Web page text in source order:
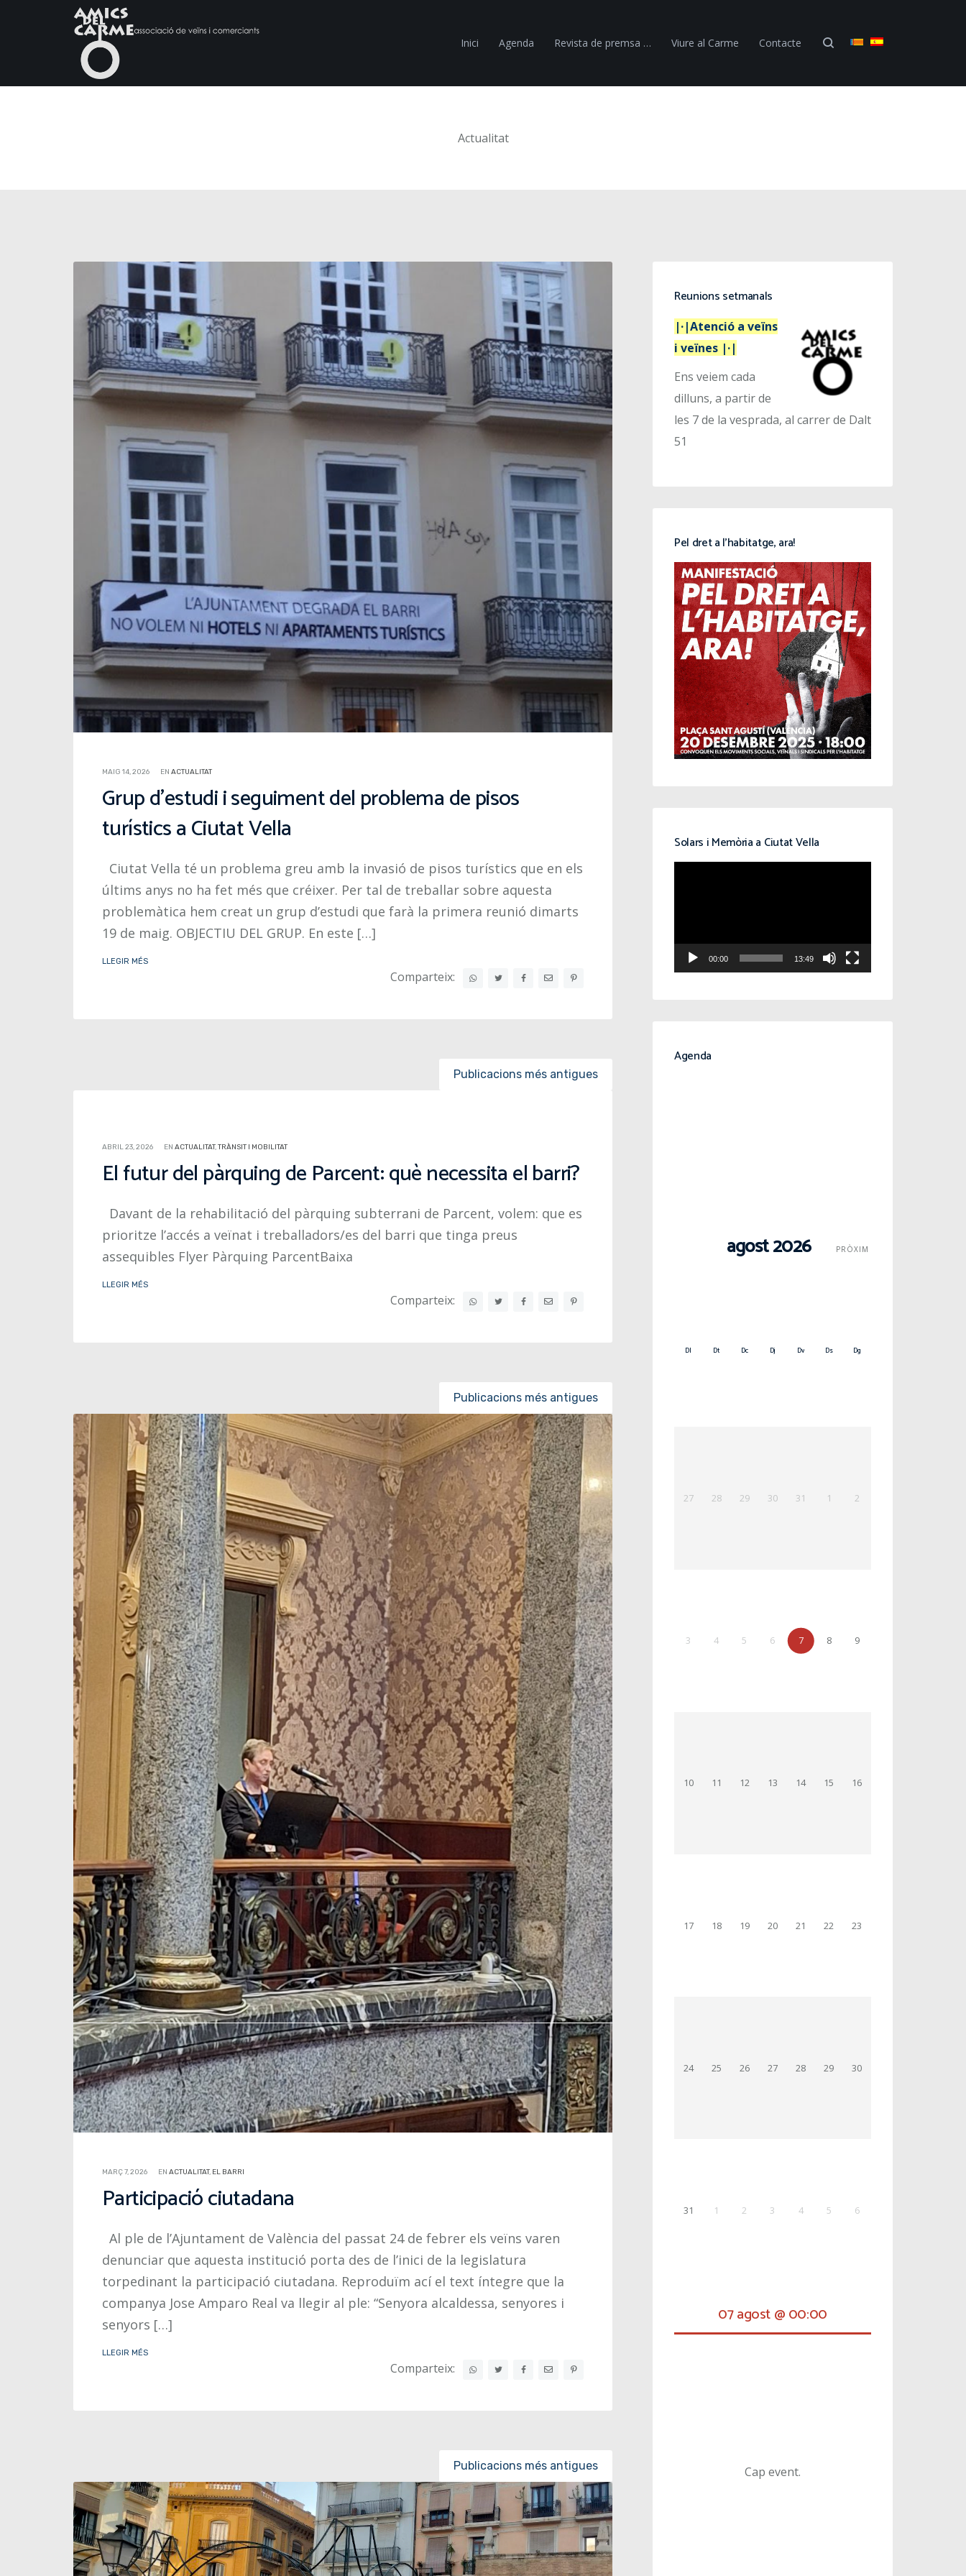
Inici Agenda Revista de premsa … Viure al Carme Contacte
Actualitat
MAIG 14, 2026 EN ACTUALITAT
Grup d’estudi i seguiment del problema de pisos
turístics a Ciutat Vella
Ciutat Vella té un problema greu amb la invasió de pisos turístics que en els
últims anys no ha fet més que créixer. Per tal de treballar sobre aquesta
problemàtica hem creat un grup d’estudi que farà la primera reunió dimarts
19 de maig. OBJECTIU DEL GRUP. En este […]
LLEGIR MÉS
Comparteix:
Publicacions més antigues
ABRIL 23, 2026 EN ACTUALITAT,TRÀNSIT I MOBILITAT
El futur del pàrquing de Parcent: què necessita el barri?
Davant de la rehabilitació del pàrquing subterrani de Parcent, volem: que es
prioritze l’accés a veïnat i treballadors/es del barri que tinga preus
assequibles Flyer Pàrquing ParcentBaixa
LLEGIR MÉS
Comparteix:
Publicacions més antigues
MARÇ 7, 2026 EN ACTUALITAT, EL BARRI
Participació ciutadana
Al ple de l’Ajuntament de València del passat 24 de febrer els veïns varen
denunciar que aquesta institució porta des de l’inici de la legislatura
torpedinant la participació ciutadana. Reproduïm ací el text íntegre que la
companya Jose Amparo Real va llegir al ple: “Senyora alcaldessa, senyores i
senyors […]
LLEGIR MÉS
Comparteix:
Publicacions més antigues
Reunions setmanals
|·|Atenció a veïns
i veïnes |·|
Ens veiem cada
dilluns, a partir de
les 7 de la vesprada, al carrer de Dalt
51
Pel dret a l’habitatge, ara!
Solars i Memòria a Ciutat Vella
00:00 13:49
Agenda
agost 2026 PRÒXIM
Dl Dt Dc Dj Dv Ds Dg
27 28 29 30 31 1 2
3 4 5 6 7 8 9
10 11 12 13 14 15 16
17 18 19 20 21 22 23
24 25 26 27 28 29 30
31 1 2 3 4 5 6
07 agost @ 00:00
Cap event.